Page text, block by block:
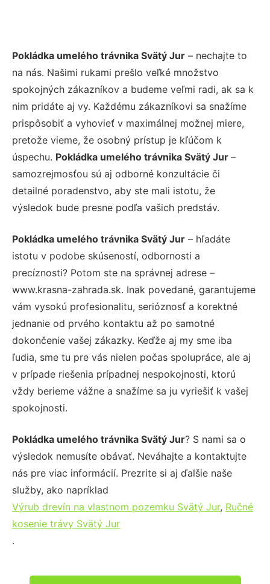
Pokládka umelého trávnika Svätý Jur – nechajte to
na nás. Našimi rukami prešlo veľké množstvo
spokojných zákazníkov a budeme veľmi radi, ak sa k
nim pridáte aj vy. Každému zákazníkovi sa snažíme
prispôsobiť a vyhovieť v maximálnej možnej miere,
pretože vieme, že osobný prístup je kľúčom k
úspechu. Pokládka umelého trávnika Svätý Jur –
samozrejmosťou sú aj odborné konzultácie či
detailné poradenstvo, aby ste mali istotu, že
výsledok bude presne podľa vašich predstáv.
Pokládka umelého trávnika Svätý Jur – hľadáte
istotu v podobe skúseností, odbornosti a
precíznosti? Potom ste na správnej adrese –
www.krasna-zahrada.sk. Inak povedané, garantujeme
vám vysokú profesionalitu, serióznosť a korektné
jednanie od prvého kontaktu až po samotné
dokončenie vašej zákazky. Keďže aj my sme iba
ľudia, sme tu pre vás nielen počas spolupráce, ale aj
v prípade riešenia prípadnej nespokojnosti, ktorú
vždy berieme vážne a snažíme sa ju vyriešiť k vašej
spokojnosti.
Pokládka umelého trávnika Svätý Jur? S nami sa o
výsledok nemusíte obávať. Neváhajte a kontaktujte
nás pre viac informácií. Prezrite si aj ďalšie naše
služby, ako napríklad
Výrub drevín na vlastnom pozemku Svätý Jur, Ručné
kosenie trávy Svätý Jur
.